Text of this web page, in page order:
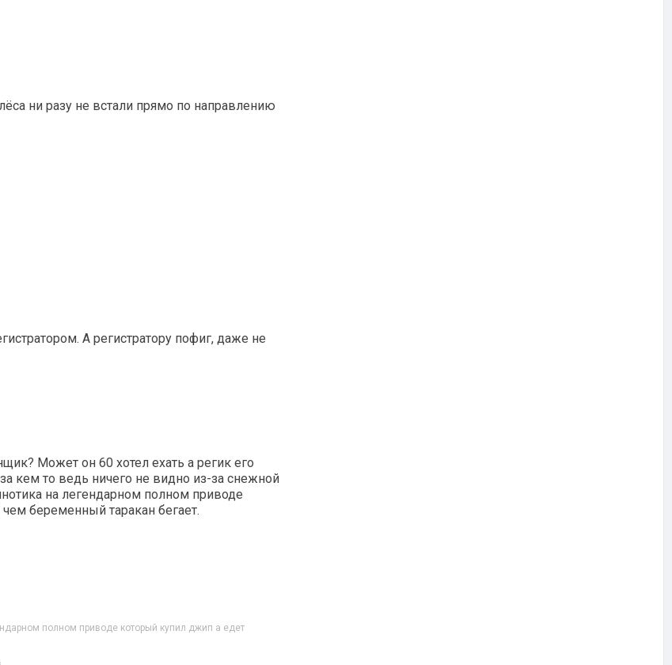
ни разу не встали прямо по направлению
А регистратору пофиг, даже не
Может он 60 хотел ехать а регик его
кем то ведь ничего не видно из-за снежной
на легендарном полном приводе
беременный таракан бегает.
полном приводе который купил джип а едет